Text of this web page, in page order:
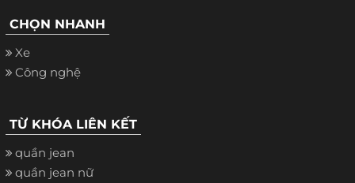
CHỌN NHANH
Xe
Công nghệ
TỪ KHÓA LIÊN KẾT
quần jean
quần jean nữ